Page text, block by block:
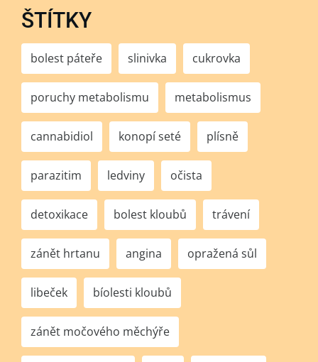
ŠTÍTKY
bolest páteře slinivka cukrovka
poruchy metabolismu metabolismus
cannabidiol konopí seté plísně
parazitim ledviny očista
detoxikace bolest kloubů trávení
zánět hrtanu angina opražená sůl
libeček bíolesti kloubů
zánět močového měchýře